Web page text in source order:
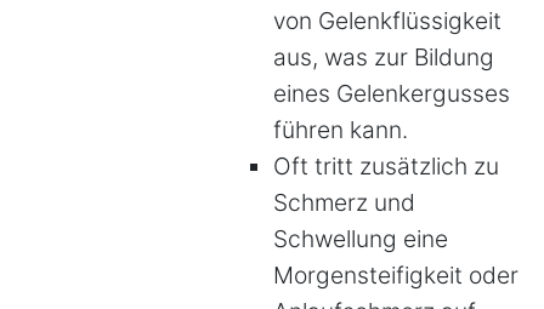
von Gelenkflüssigkeit
aus, was zur Bildung
eines Gelenkergusses
führen kann.
Oft tritt zusätzlich zu
Schmerz und
Schwellung eine
Morgensteifigkeit oder